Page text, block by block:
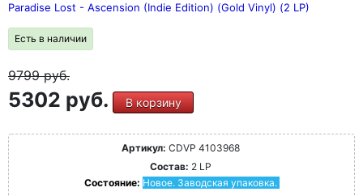
Paradise Lost - Ascension (Indie Edition) (Gold Vinyl) (2 LP)
Есть в наличии
9799руб.
5302 руб. В корзину
Артикул: CDVP 4103968
Состав: 2 LP
Состояние: Новое. Заводская упаковка.